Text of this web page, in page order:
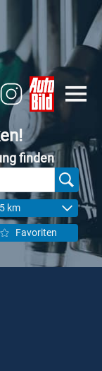
finden
5 km
Favoriten